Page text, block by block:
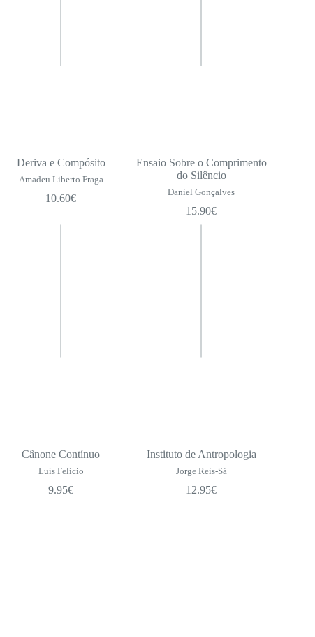
Deriva e Compósito
Amadeu Liberto Fraga
10.60€
Ensaio Sobre o Comprimento
do Silêncio
Daniel Gonçalves
15.90€
Cânone Contínuo
Luís Felício
9.95€
Instituto de Antropologia
Jorge Reis-Sá
12.95€